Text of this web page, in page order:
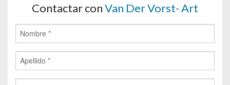
Contactar conVan Der Vorst- Art